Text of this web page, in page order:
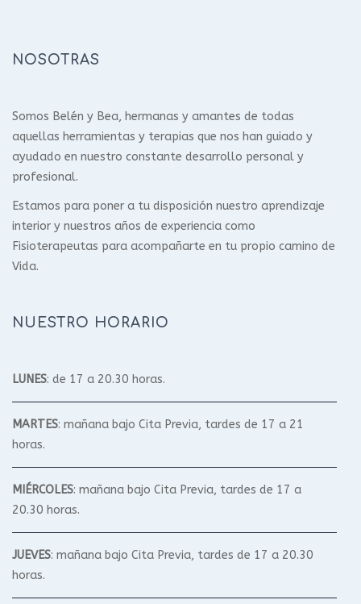
NOSOTRAS
Somos Belén y Bea, hermanas y amantes de todas
aquellas herramientas y terapias que nos han guiado y
ayudado en nuestro constante desarrollo personal y
profesional.
Estamos para poner a tu disposición nuestro aprendizaje
interior y nuestros años de experiencia como
Fisioterapeutas para acompañarte en tu propio camino de
Vida.
NUESTRO HORARIO
LUNES: de 17 a 20.30 horas.
MARTES: mañana bajo Cita Previa, tardes de 17 a 21
horas.
MIÉRCOLES: mañana bajo Cita Previa, tardes de 17 a
20.30 horas.
JUEVES: mañana bajo Cita Previa, tardes de 17 a 20.30
horas.